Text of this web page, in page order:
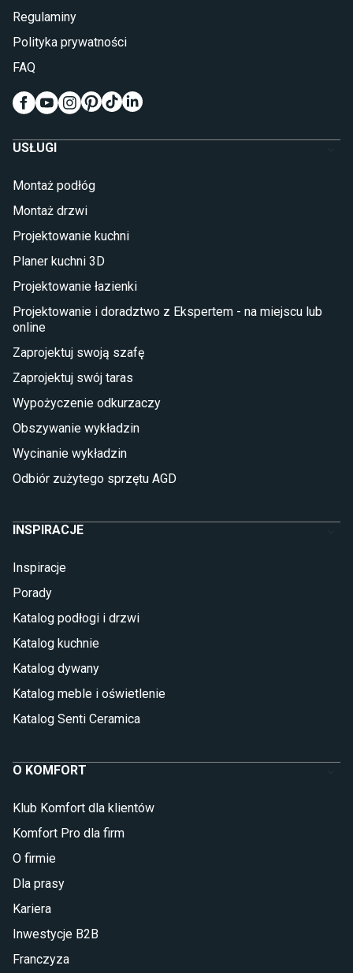
Kinkiety do sypialni
Pokój dziecięcy
Meble do pokoju dziecięcego
Komody dla dzieci
Łóżka dla dziecka (młodzieżowe)
Taras i balkon
Sztuczna trawa miękka
Koce i pledy
Płytki na balkon
Lampy stojące LED
Płytki
Płytki Cersanit
Płytki wielkoformatowe
Glazura
Płytki marmurowe
Regulaminy
Polityka prywatności
FAQ
USŁUGI
Montaż podłóg
Montaż drzwi
Projektowanie kuchni
Planer kuchni 3D
Projektowanie łazienki
Projektowanie i doradztwo z Ekspertem - na miejscu lub
online
Zaprojektuj swoją szafę
Zaprojektuj swój taras
Wypożyczenie odkurzaczy
Obszywanie wykładzin
Wycinanie wykładzin
Odbiór zużytego sprzętu AGD
INSPIRACJE
Inspiracje
Porady
Katalog podłogi i drzwi
Katalog kuchnie
Katalog dywany
Katalog meble i oświetlenie
Katalog Senti Ceramica
O KOMFORT
Klub Komfort dla klientów
Komfort Pro dla firm
O firmie
Dla prasy
Kariera
Inwestycje B2B
Franczyza